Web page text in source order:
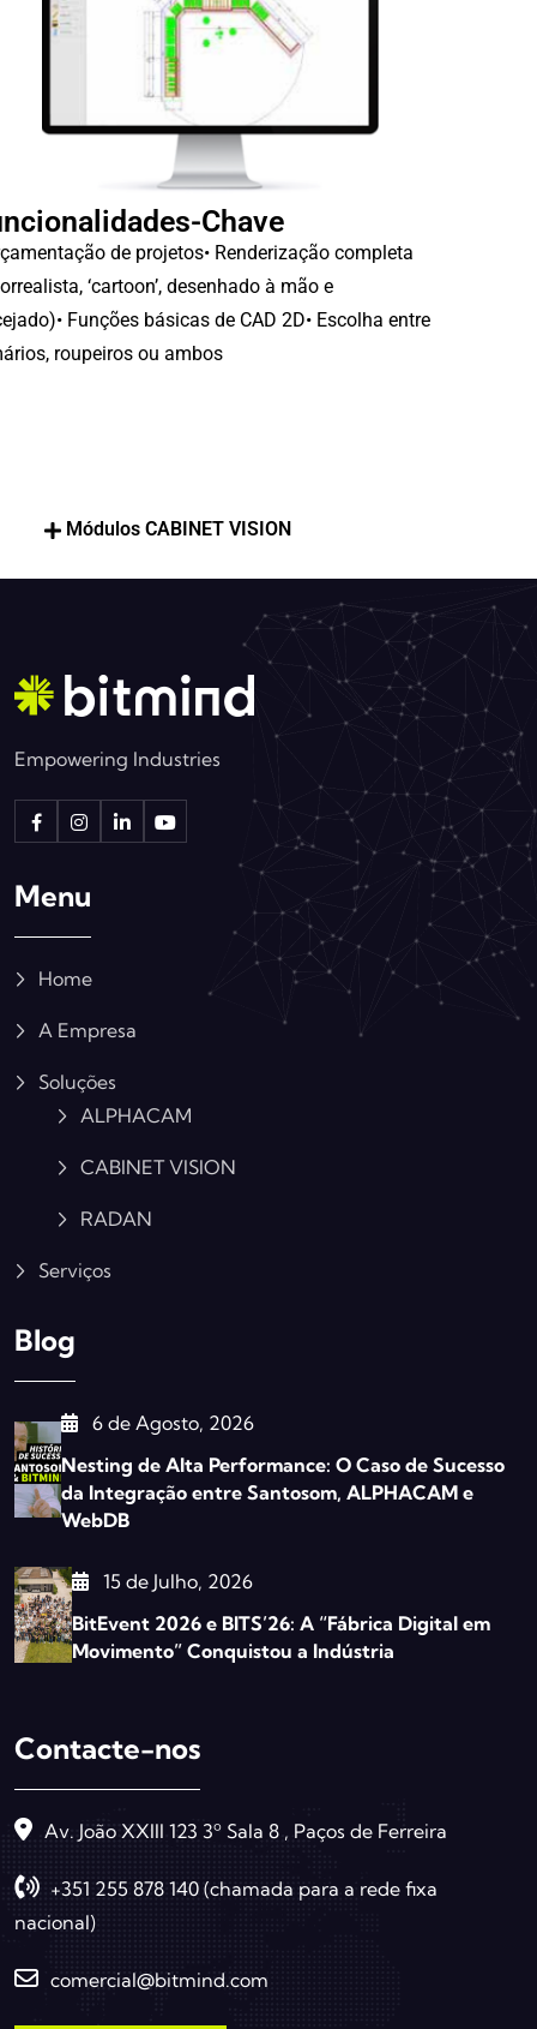
Chave
de projetos• Renderização completa
‘cartoon’, desenhado à mão e
• Funções básicas de CAD 2D• Escolha entre
roupeiros ou ambos
Módulos CABINET VISION
Empowering Industries
Menu
Home
A Empresa
Soluções
ALPHACAM
CABINET VISION
RADAN
Serviços
Blog
6 de Agosto, 2026
Nesting de Alta Performance: O Caso de Sucesso
da Integração entre Santosom, ALPHACAM e
WebDB
15 de Julho, 2026
BitEvent 2026 e BITS’26: A “Fábrica Digital em
Movimento” Conquistou a Indústria
Contacte-nos
Av. João XXIII 123 3º Sala 8 , Paços de Ferreira
+351 255 878 140 (chamada para a rede fixa
nacional)
comercial@bitmind.com